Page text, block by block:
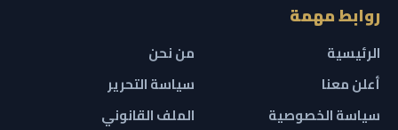
روابط مهمة
الرئيسية
من نحن
أعلن معنا
سياسة التحرير
سياسة الخصوصية
الملف القانوني